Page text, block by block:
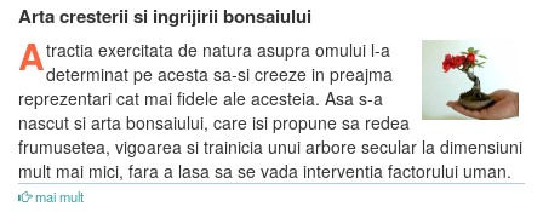
Arta cresterii si ingrijirii bonsaiului
Atractia exercitata de natura asupra omului l-a
determinat pe acesta sa-si creeze in preajma
reprezentari cat mai fidele ale acesteia. Asa s-a
nascut si arta bonsaiului, care isi propune sa redea
frumusetea, vigoarea si trainicia unui arbore secular la dimensiuni
mult mai mici, fara a lasa sa se vada interventia factorului uman.
mai mult